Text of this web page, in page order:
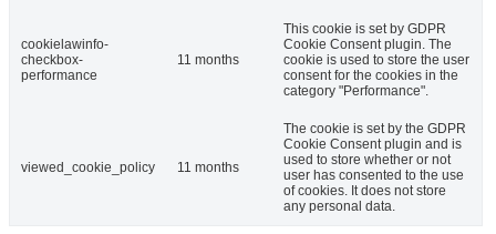
cookielawinfo-
checkbox-
performance
11 months
This cookie is set by GDPR
Cookie Consent plugin. The
cookie is used to store the user
consent for the cookies in the
category "Performance".
viewed_cookie_policy 11 months
The cookie is set by the GDPR
Cookie Consent plugin and is
used to store whether or not
user has consented to the use
of cookies. It does not store
any personal data.